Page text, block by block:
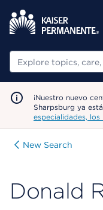
Buscar
¡Nuestro nuevo
Sharpsburg ya
especialidades,
New Search
Donald